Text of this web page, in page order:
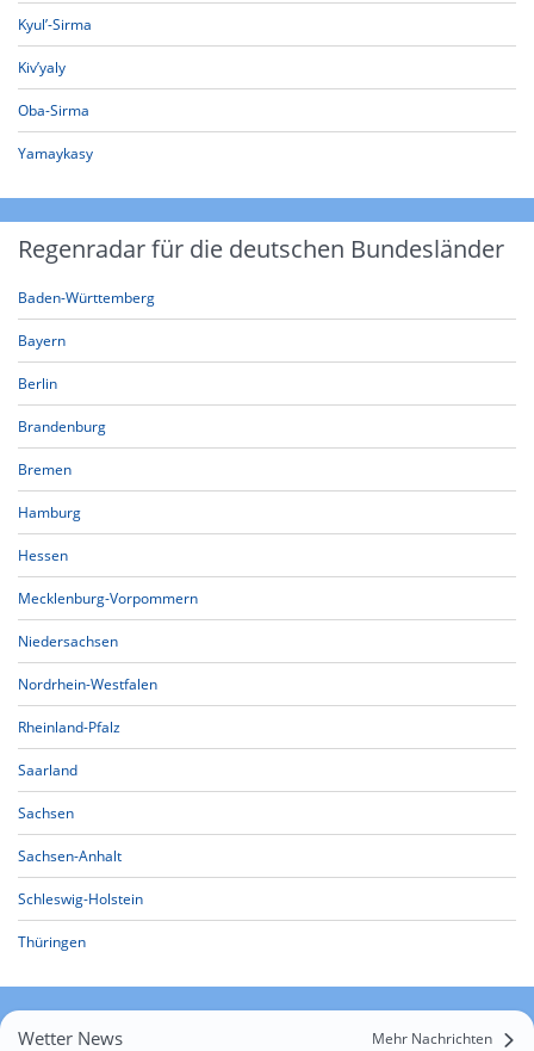
Kyul’-Sirma
Kiv’yaly
Oba-Sirma
Yamaykasy
Regenradar für die deutschen Bundesländer
Baden-Württemberg
Bayern
Berlin
Brandenburg
Bremen
Hamburg
Hessen
Mecklenburg-Vorpommern
Niedersachsen
Nordrhein-Westfalen
Rheinland-Pfalz
Saarland
Sachsen
Sachsen-Anhalt
Schleswig-Holstein
Thüringen
Wetter News Mehr Nachrichten